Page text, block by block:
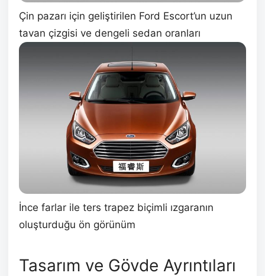
Çin pazarı için geliştirilen Ford Escort’un uzun
tavan çizgisi ve dengeli sedan oranları
İnce farlar ile ters trapez biçimli ızgaranın
oluşturduğu ön görünüm
Tasarım ve Gövde Ayrıntıları